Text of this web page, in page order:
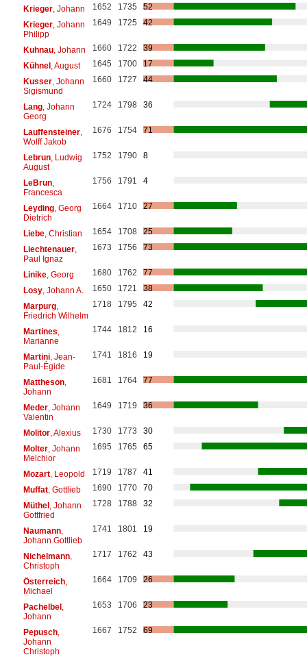
Krieger, Johann 1652 1735
52
Krieger, Johann
Philipp
1649 1725 42
Kuhnau, Johann 1660 1722
39
Kühnel, August 1645 1700
17
Kusser, Johann
Sigismund
1660 1727 44
Lang, Johann
Georg
1724 1798 36
Lauffensteiner,
Wolff Jakob
1676 1754 71
Lebrun, Ludwig
August
1752 1790 8
LeBrun,
Francesca
1756 1791 4
Leyding, Georg
Dietrich
1664 1710 27
Liebe, Christian 1654 1708
25
Liechtenauer,
Paul Ignaz
1673 1756 73
Linike, Georg 1680 1762
77
Losy, Johann A. 1650 1721
38
Marpurg,
Friedrich Wilhelm
1718 1795 42
Martines
Marianne
1744 1812 16
Martini, Jean-
Paul-Égide
1741 1816 19
Mattheson,
Johann
1681 1764 77
Meder, Johann
Valentin
1649 1719 36
Molitor, Alexius 1730 1773
30
Molter, Johann
Melchior
1695 1765 65
Mozart, Leopold 1719 1787
41
Muffat, Gottlieb 1690 1770
70
Müthel, Johann
Gottfried
1728 1788 32
Naumann,
Johann Gottlieb
1741 1801 19
Nichelmann,
Christoph
1717 1762 43
Österreich,
Michael
1664 1709 26
Pachelbel,
Johann
1653 1706 23
Pepusch,
Johann
Christoph
1667 1752 69